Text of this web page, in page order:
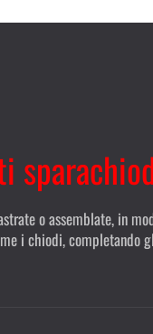
o assemblate, in
i chiodi,